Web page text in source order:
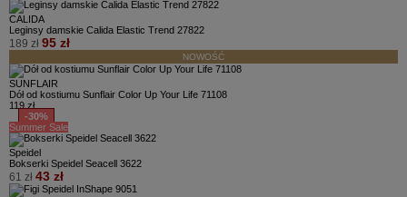
CALIDA
Leginsy damskie Calida Elastic Trend 27822
189 zł 95 zł
NOWOŚĆ
SUNFLAIR
Dół od kostiumu Sunflair Color Up Your Life 71108
119 zł
-30%
Summer Sale
Speidel
Bokserki Speidel Seacell 3622
61 zł 43 zł